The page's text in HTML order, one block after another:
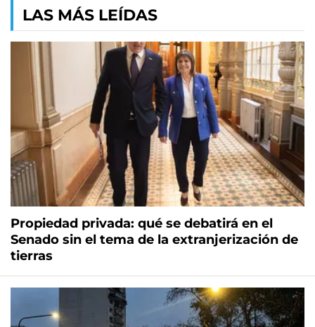
LAS MÁS LEÍDAS
Propiedad privada: qué se debatirá en el
Senado sin el tema de la extranjerización de
tierras